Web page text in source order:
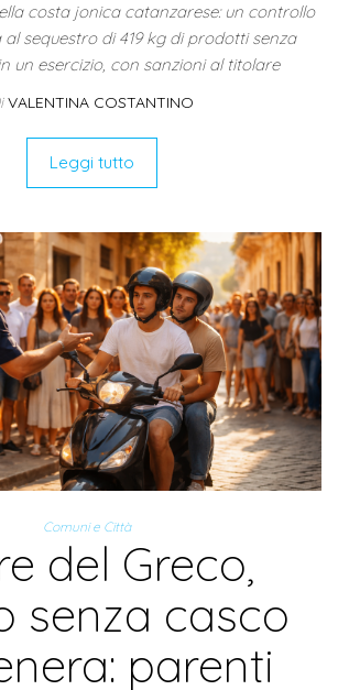
costa jonica catanzarese: un controllo
sequestro di 419 kg di prodotti senza
un esercizio, con sanzioni al titolare
VALENTINA COSTANTINO
Leggi tutto
Comuni e Città
del Greco,
senza casco
parenti